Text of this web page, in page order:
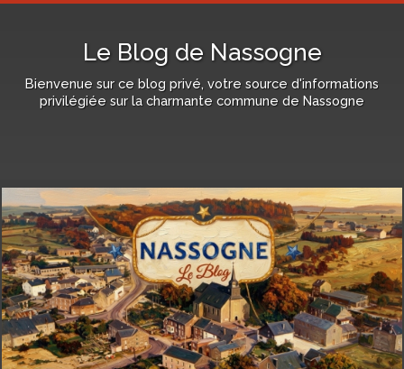
Le Blog de Nassogne
Bienvenue sur ce blog privé, votre source d'informations
privilégiée sur la charmante commune de Nassogne